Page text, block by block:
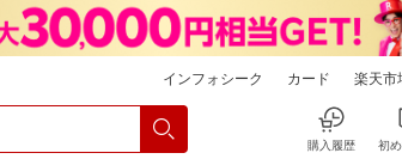
インフォシーク カード 楽天市
購入履歴 初